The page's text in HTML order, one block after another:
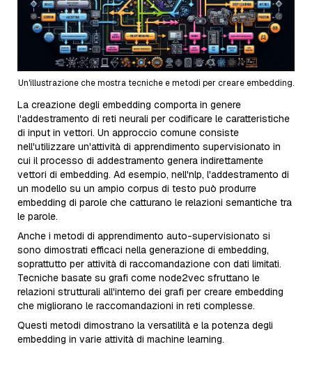
Un'illustrazione che mostra tecniche e metodi per creare embedding.
La creazione degli embedding comporta in genere
l'addestramento di reti neurali per codificare le caratteristiche
di input in vettori. Un approccio comune consiste
nell'utilizzare un'attività di apprendimento supervisionato in
cui il processo di addestramento genera indirettamente
vettori di embedding. Ad esempio, nell'nlp, l'addestramento di
un modello su un ampio corpus di testo può produrre
embedding di parole che catturano le relazioni semantiche tra
le parole.
Anche i metodi di apprendimento auto-supervisionato si
sono dimostrati efficaci nella generazione di embedding,
soprattutto per attività di raccomandazione con dati limitati.
Tecniche basate su grafi come node2vec sfruttano le
relazioni strutturali all'interno dei grafi per creare embedding
che migliorano le raccomandazioni in reti complesse.
Questi metodi dimostrano la versatilità e la potenza degli
embedding in varie attività di machine learning.